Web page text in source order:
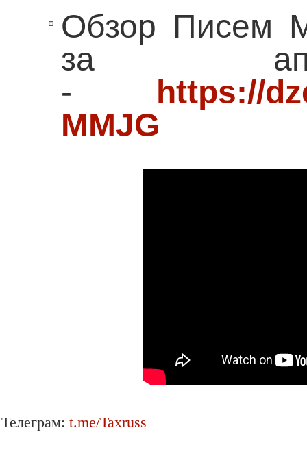
Обзор Писем
за
- https://
MMJG
Телеграм: t.me/Taxruss